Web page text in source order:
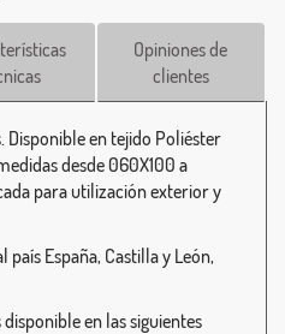
Opiniones de
clientes
Disponible en tejido Poliéster
desde 060X100 a
para utilización exterior y
España, Castilla y León,
en las siguientes